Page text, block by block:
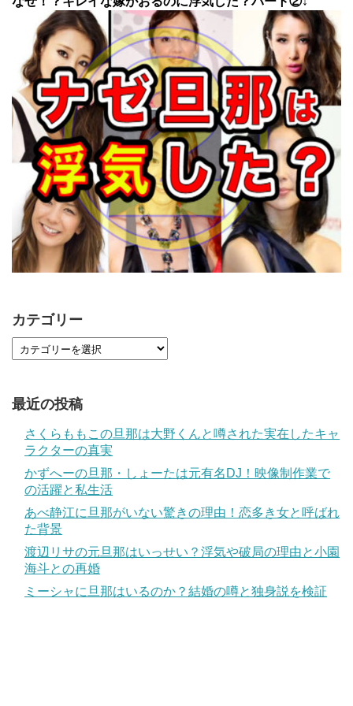
カテゴリー
最近の投稿
さくらももこの旦那は大野くんと噂された実在したキャ
ラクターの真実
かずへーの旦那・しょーたは元有名DJ！映像制作業で
の活躍と私生活
あべ静江に旦那がいない驚きの理由！恋多き女と呼ばれ
た背景
渡辺リサの元旦那はいっせい？浮気や破局の理由と小園
海斗との再婚
ミーシャに旦那はいるのか？結婚の噂と独身説を検証